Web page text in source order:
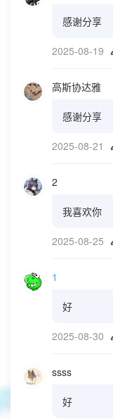
感谢分享
2025-08-19
高斯协达雅
感谢分享
2025-08-21
2
我喜欢你
2025-08-25
1
好
2025-08-30
ssss
好